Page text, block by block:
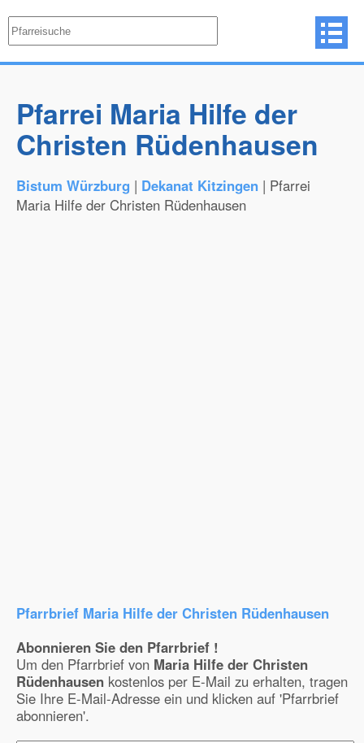
Pfarrei Maria Hilfe der
Christen Rüdenhausen
Bistum Würzburg | Dekanat Kitzingen | Pfarrei
Maria Hilfe der Christen Rüdenhausen
Pfarrbrief Maria Hilfe der Christen Rüdenhausen
Abonnieren Sie den Pfarrbrief !
Um den Pfarrbrief von Maria Hilfe der Christen
Rüdenhausen kostenlos per E-Mail zu erhalten, tragen
Sie Ihre E-Mail-Adresse ein und klicken auf 'Pfarrbrief
abonnieren'.